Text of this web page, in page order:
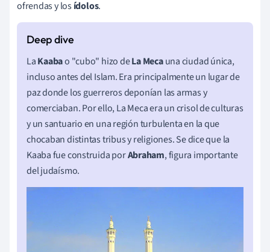
ofrendas y losídolos.
LaKaabao "cubo" hizo deLa Mecauna ciudad única,
incluso antes del Islam. Era principalmente un lugar de
paz donde los guerreros deponían las armas y
comerciaban. Por ello, La Meca era un crisol de culturas
y un santuario en una región turbulenta en la que
chocaban distintas tribus y religiones. Se dice que la
Kaaba fue construida porAbraham, figura importante
del judaísmo.